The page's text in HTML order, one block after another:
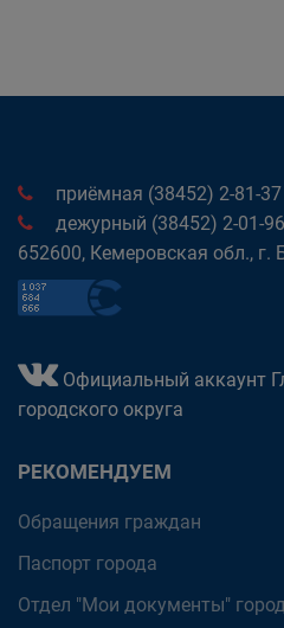
приёмная (38452) 2-81-37
дежурный (38452) 2-01-96
652600, Кемеровская обл., г.
Официальный аккаунт
городского округа
РЕКОМЕНДУЕМ
Обращения граждан
Паспорт города
Отдел "Мои документы"